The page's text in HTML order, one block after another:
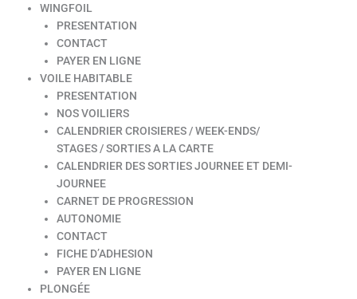
WINGFOIL
PRESENTATION
CONTACT
PAYER EN LIGNE
VOILE HABITABLE
PRESENTATION
NOS VOILIERS
CALENDRIER CROISIERES / WEEK-ENDS/
STAGES / SORTIES A LA CARTE
CALENDRIER DES SORTIES JOURNEE ET DEMI-
JOURNEE
CARNET DE PROGRESSION
AUTONOMIE
CONTACT
FICHE D’ADHESION
PAYER EN LIGNE
PLONGÉE